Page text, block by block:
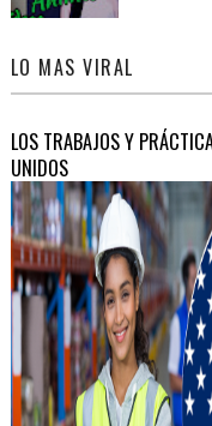
LO MAS VIRAL
LOS TRABAJOS Y
UNIDOS